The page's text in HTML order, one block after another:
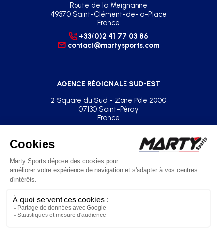
Route de la Meignanne
49370 Saint-Clément-de-la-Place
France
+33(0)2 41 77 03 86
contact@martysports.com
AGENCE RÉGIONALE SUD-EST
2 Square du Sud - Zone Pôle 2000
07130 Saint-Péray
France
agence.sud.est@martysports.com